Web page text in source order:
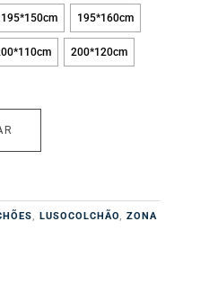
195*150cm 195*160cm
200*120cm
€
, LUSOCOLCHÃO, ZONA